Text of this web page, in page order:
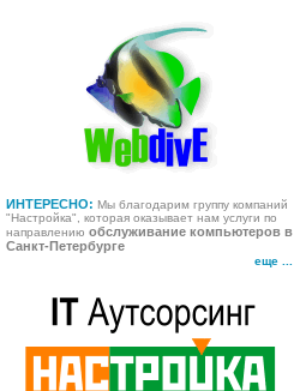
ИНТЕРЕСНО: Мы благодарим группу компаний
"Настройка", которая оказывает нам услуги по
направлению обслуживание компьютеров в
Санкт-Петербурге
еще ...